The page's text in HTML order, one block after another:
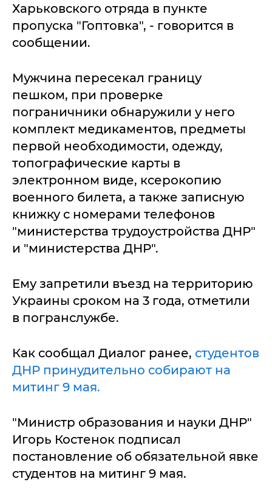
Харьковского отряда в пункте
пропуска "Гоптовка", - говорится в
сообщении.
Мужчина пересекал границу
пешком, при проверке
пограничники обнаружили у него
комплект медикаментов, предметы
первой необходимости, одежду,
топографические карты в
электронном виде, ксерокопию
военного билета, а также записную
книжку с номерами телефонов
"министерства трудоустройства ДНР"
и "министерства ДНР".
Ему запретили въезд на территорию
Украины сроком на 3 года, отметили
в погранслужбе.
Как сообщал Диалог ранее, студентов
ДНР принудительно собирают на
митинг 9 мая.
"Министр образования и науки ДНР"
Игорь Костенок подписал
постановление об обязательной явке
студентов на митинг 9 мая.